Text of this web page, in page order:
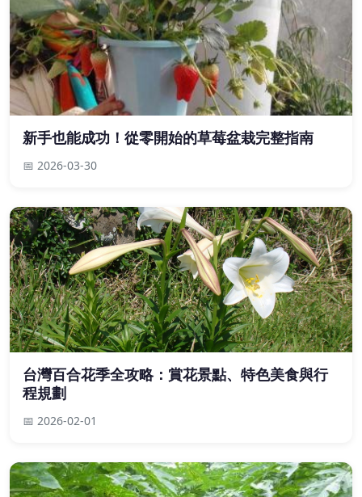
新手也能成功！從零開始的草莓盆栽完整指南
📅 2026-03-30
台灣百合花季全攻略：賞花景點、特色美食與行
程規劃
📅 2026-02-01